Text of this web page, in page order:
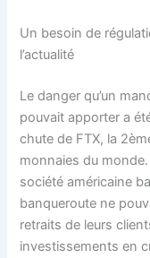
Un besoin de
l’actualité
Le danger qu’un
pouvait apporter a
chute de FTX, la
monnaies du
société américaine
banqueroute ne
retraits de leurs
investissements en